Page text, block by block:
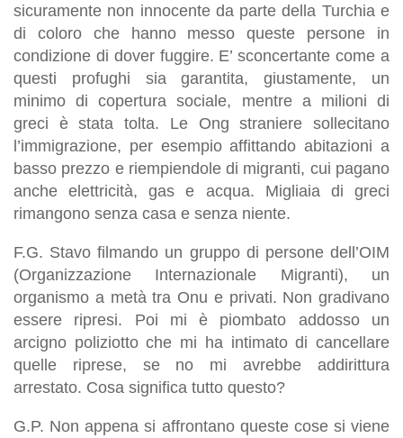
sicuramente non innocente da parte della Turchia e
di coloro che hanno messo queste persone in
condizione di dover fuggire. E’ sconcertante come a
questi profughi sia garantita, giustamente, un
minimo di copertura sociale, mentre a milioni di
greci è stata tolta. Le Ong straniere sollecitano
l’immigrazione, per esempio affittando abitazioni a
basso prezzo e riempiendole di migranti, cui pagano
anche elettricità, gas e acqua. Migliaia di greci
rimangono senza casa e senza niente.
F.G. Stavo filmando un gruppo di persone dell’OIM
(Organizzazione Internazionale Migranti), un
organismo a metà tra Onu e privati. Non gradivano
essere ripresi. Poi mi è piombato addosso un
arcigno poliziotto che mi ha intimato di cancellare
quelle riprese, se no mi avrebbe addirittura
arrestato. Cosa significa tutto questo?
G.P. Non appena si affrontano queste cose si viene